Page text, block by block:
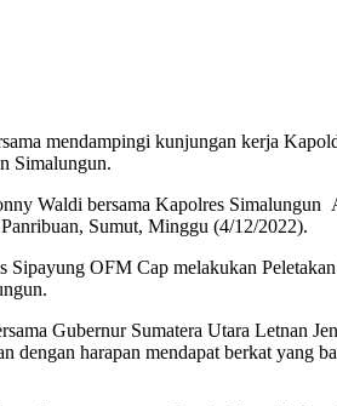
mendampingi kunjungan kerja
Simalungun.
Waldi bersama Kapolres
Sumut, Minggu (4/12/2022).
OFM Cap melakukan
Gubernur Sumatera Utara Letnan
harapan mendapat berkat yang